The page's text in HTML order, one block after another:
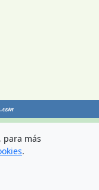
Política de cookies
para más
.